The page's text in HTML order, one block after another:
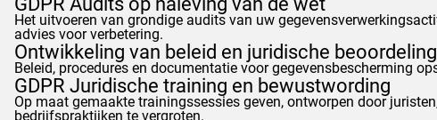
Het uitvoeren van grondige audits van uw
advies voor verbetering.
Ontwikkeling van beleid en juridische beoordeling
Beleid, procedures en documentatie voor gegevensbescherming
GDPR Juridische training en bewustwording
Op maat gemaakte trainingssessies geven, ontworpen door
bedrijfspraktijken te vergroten.